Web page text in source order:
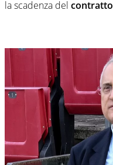
la scadenza del contratto